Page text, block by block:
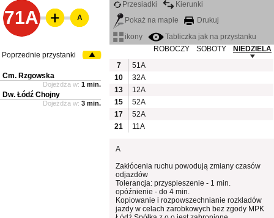
71A
Przesiadki
Kierunki
Pokaż na mapie
Drukuj
ikony
Tabliczka jak na przystanku
ROBOCZY
SOBOTY
NIEDZIELA
7
51A
10
32A
13
12A
15
52A
17
52A
21
11A
A
Zakłócenia ruchu powodują zmiany czasów
odjazdów
Tolerancja: przyspieszenie - 1 min.
opóźnienie - do 4 min.
Kopiowanie i rozpowszechnianie rozkładów
jazdy w celach zarobkowych bez zgody MPK
A
Poprzednie przystanki
Cm. Rzgowska
Dojeżdża w: 1 min.
Dw. Łódź Chojny
Dojeżdża w: 3 min.